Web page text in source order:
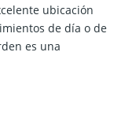
ubicación
de día o de
es una
y piscina
vistas del